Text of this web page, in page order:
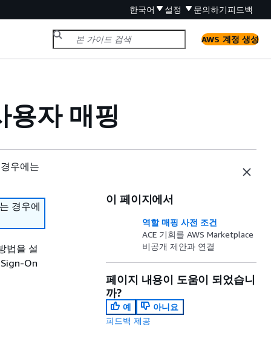
한국어 설정 문의하기피드백
AWS 계정 생성
용자 매핑
우에는
경우에
법을 설
On
이 페이지에서
역할 매핑 사전 조건
ACE 기회를 AWS Marketplace
비공개 제안과 연결
페이지 내용이 도움이 되었습니
까?
예
아니요
피드백 제공